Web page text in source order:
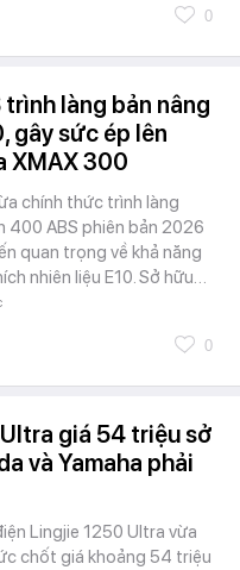
0
làng bản nâng
gây sức ép lên
XMAX 300
chính thức trình làng
400 ABS phiên bản 2026
quan trọng về khả năng
nhiên liệu E10. Sở hữu…
0
giá 54 triệu sở
và Yamaha phải
Lingjie 1250 Ultra vừa
chốt giá khoảng 54 triệu